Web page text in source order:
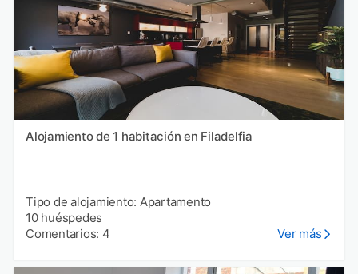
Alojamiento de 1 habitación en Filadelfia
Tipo de alojamiento: Apartamento
10 huéspedes
Comentarios: 4
Ver más